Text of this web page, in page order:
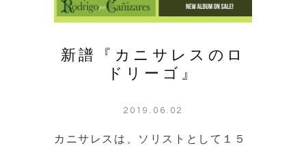
新譜『カニサレスのロ
ドリーゴ』
2019.06.02
カニサレスは、ソリストとして１５